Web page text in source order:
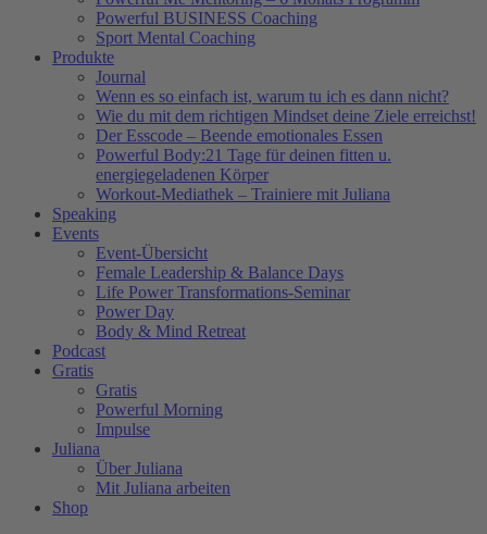
Powerful BUSINESS Coaching
Sport Mental Coaching
Produkte
Journal
Wenn es so einfach ist, warum tu ich es dann nicht?
Wie du mit dem richtigen Mindset deine Ziele erreichst!
Der Esscode – Beende emotionales Essen
Powerful Body:21 Tage für deinen fitten u.
energiegeladenen Körper
Workout-Mediathek – Trainiere mit Juliana
Speaking
Events
Event-Übersicht
Female Leadership & Balance Days
Life Power Transformations-Seminar
Power Day
Body & Mind Retreat
Podcast
Gratis
Gratis
Powerful Morning
Impulse
Juliana
Über Juliana
Mit Juliana arbeiten
Shop